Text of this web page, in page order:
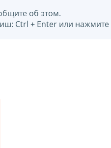
об этом.
Ctrl + Enter или нажмите